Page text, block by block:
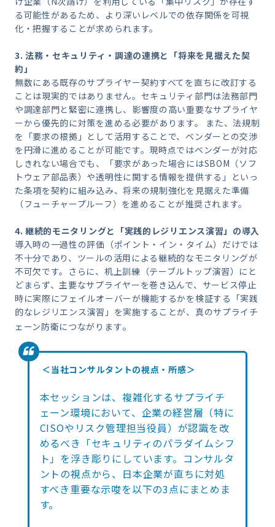
る可能性があるため、より深いレベルでの依存関係を可視
化・把握することが求められます。
3. 法務・セキュリティ・調達の連携と「将来を見据えた契
約」
無数にある既存のサプライヤー契約すべてを直ちに改訂する
ことは現実的ではありません。セキュリティ部門は法務部門
や調達部門と緊密に連携し、影響度の高い重要なサプライヤ
ーから優先的に対策を進める必要があります。 また、法規制
を「要求の根拠」として活用することで、ベンダーとの交渉
を円滑に進めることが可能です。現時点ではベンダーが対応
しきれない場合でも、「要求があった場合にはSBOM（ソフ
トウェア部品表）や透明性に関する情報を提供する」といっ
た条項を契約に組み込み、将来の規制強化を見据えた準備
（フューチャープルーフ）を進めることが推奨されます。
4. 継続的モニタリングと「実践的レジリエンス演習」の導入
導入時の一過性の評価（ポイント・イン・タイム）だけでは
不十分であり、ツールの活用による継続的なモニタリングが
不可欠です。さらに、机上訓練（テーブルトップ演習）にと
どまらず、主要なサプライヤーを巻き込んで、サービス停止
時に実際にフェイルオーバーが機能するかを検証する「実践
的なレジリエンス演習」を実施することが、真のサプライチ
ェーン防衛につながります。
＜当社コンサルタントの視点・所感＞
本セッションは、複雑化するサプライチ
ェーン環境において、企業の経営層（特に
CISOやリスク管理担当役員）が認識を改
めるべき「セキュリティのパラダイムシフ
ト」を浮き彫りにしています。コンサルタ
ントの視点から、日本企業が直ちに対処
すべき重要な示唆を以下の3点にまとめま
す。